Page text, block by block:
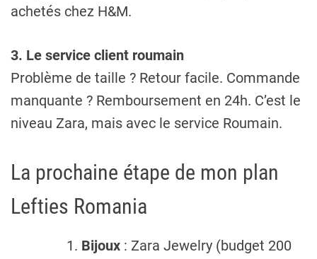
achetés chez H&M.
3. Le service client roumain
Problème de taille ? Retour facile. Commande
manquante ? Remboursement en 24h. C’est le
niveau Zara, mais avec le service Roumain.
La prochaine étape de mon plan
Lefties Romania
Bijoux : Zara Jewelry (budget 200